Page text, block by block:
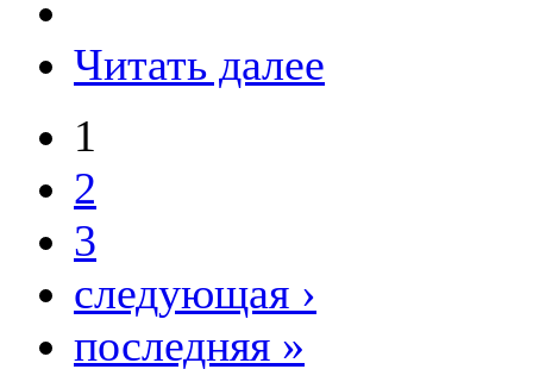
Читать далее
1
2
3
следующая ›
последняя »